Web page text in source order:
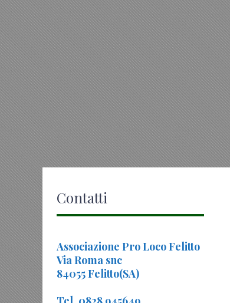
Contatti
Associazione Pro Loco Felitto
Via Roma snc
84055 Felitto(SA)